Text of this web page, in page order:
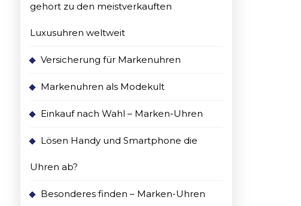
gehort zu den meistverkauften
Luxusuhren weltweit
Versicherung für Markenuhren
Markenuhren als Modekult
Einkauf nach Wahl – Marken-Uhren
Lösen Handy und Smartphone die
Uhren ab?
Besonderes finden – Marken-Uhren